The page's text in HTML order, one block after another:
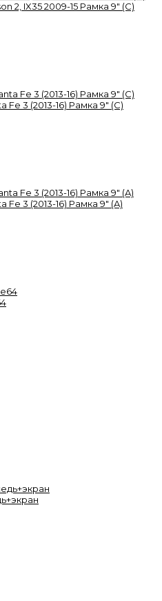
2, IX35 2009-15 Рамка 9" (C)
3 (2013-16) Рамка 9" (C)
3 (2013-16) Рамка 9" (A)